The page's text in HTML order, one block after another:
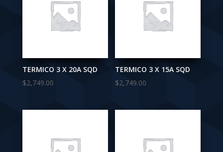
TERMICO 3 X 20A SQD
$2,749.00
TERMICO 3 X 15A SQD
$2,749.00